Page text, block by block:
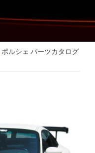
ポルシェ パーツカタログ